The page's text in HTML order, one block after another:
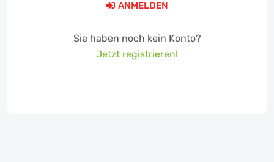
ANMELDEN
Sie haben noch kein Konto?
Jetzt registrieren!